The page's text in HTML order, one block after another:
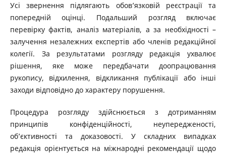
Усі звернення підлягають обов’язковій реєстрації та
попередній оцінці. Подальший розгляд включає
перевірку фактів, аналіз матеріалів, а за необхідності –
залучення незалежних експертів або членів редакційної
колегії. За результатами розгляду редакція ухвалює
рішення, яке може передбачати доопрацювання
рукопису, відхилення, відкликання публікації або інші
заходи відповідно до характеру порушення.
Процедура розгляду здійснюється з дотриманням
принципів конфіденційності, неупередженості,
об’єктивності та доказовості. У складних випадках
редакція орієнтується на міжнародні рекомендації щодо